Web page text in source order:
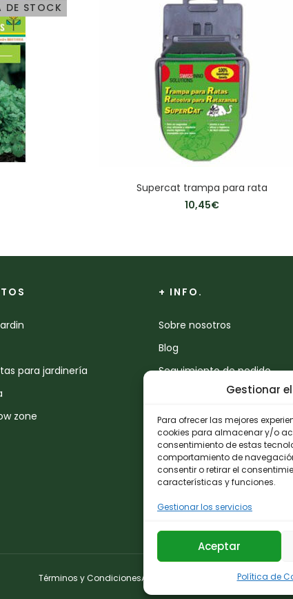
Gestionar
Para ofrecer las mejores
cookies para almacenar y/o
consentimiento de estas
comportamiento de
consentir o retirar el
características y funciones.
Gestionar los servicios
Aceptar
Política de
DE STOCK
Supercat trampa para rata
10,45€
para jardinería
zone
+ INFO.
Sobre nosotros
Blog
Seguimiento de pedido
Contacto
Términos y CondicionesAviso Legal Política de privacidad